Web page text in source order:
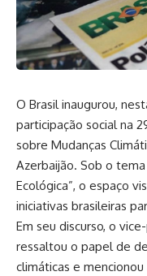
O Brasil inaugurou,
participação social na
sobre Mudanças
Azerbaijão. Sob o
Ecológica”, o espaço
iniciativas brasileiras
Em seu discurso, o
ressaltou o papel de
climáticas e